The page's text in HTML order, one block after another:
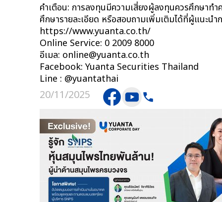
คำเตือน: การลงทุนมีความเสี่ยงผู้ลงทุนควรศึกษาท
ศึกษารายละเอียด หรือสอบถามเพิ่มเติมได้ที่ผู้แนะน
https://www.yuanta.co.th/
Online Service: 0 2009 8000
อีเมล: online@yuanta.co.th
Facebook: Yuanta Securities Thailand
Line : @yuantathai
20/11/2025